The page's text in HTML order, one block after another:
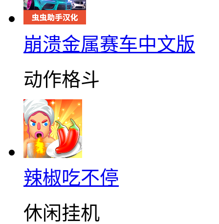
崩溃金属赛车中文版
动作格斗
辣椒吃不停
休闲挂机